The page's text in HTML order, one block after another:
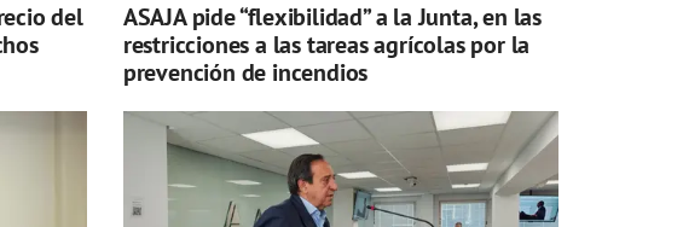
del
ASAJA pide “flexibilidad” a la Junta, en las
restricciones a las tareas agrícolas por la
prevención de incendios